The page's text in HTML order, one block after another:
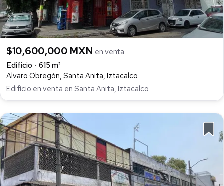
$10,600,000 MXN en venta
Edificio
615 m²
Alvaro Obregón, Santa Anita, Iztacalco
Edificio en venta en Santa Anita, Iztacalco